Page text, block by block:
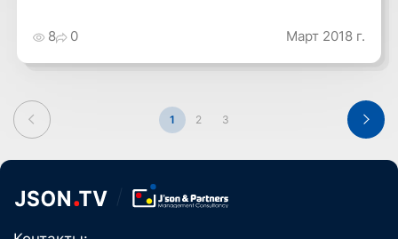
8 0 Март 2018 г.
1 2 3